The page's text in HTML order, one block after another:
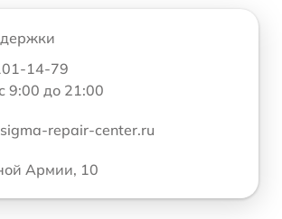
14-79
9:00 до 21:00
repair-center.ru
Армии, 10